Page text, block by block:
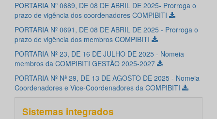
PORTARIA Nº 0689, DE 08 DE ABRIL DE 2025- Prorroga o
prazo de vigência dos coordenadores COMPIBITI
PORTARIA Nº 0691, DE 08 DE ABRIL DE 2025 - Prorroga o
prazo de vigência dos membros COMPIBITI
PORTARIA Nº 23, DE 16 DE JULHO DE 2025 - Nomeia
membros da COMPIBITI GESTÃO 2025-2027
PORTARIA Nº Nª 29, DE 13 DE AGOSTO DE 2025 - Nomeia
Coordenadores e Vice-Coordenadores da COMPIBITI
Sistemas integrados